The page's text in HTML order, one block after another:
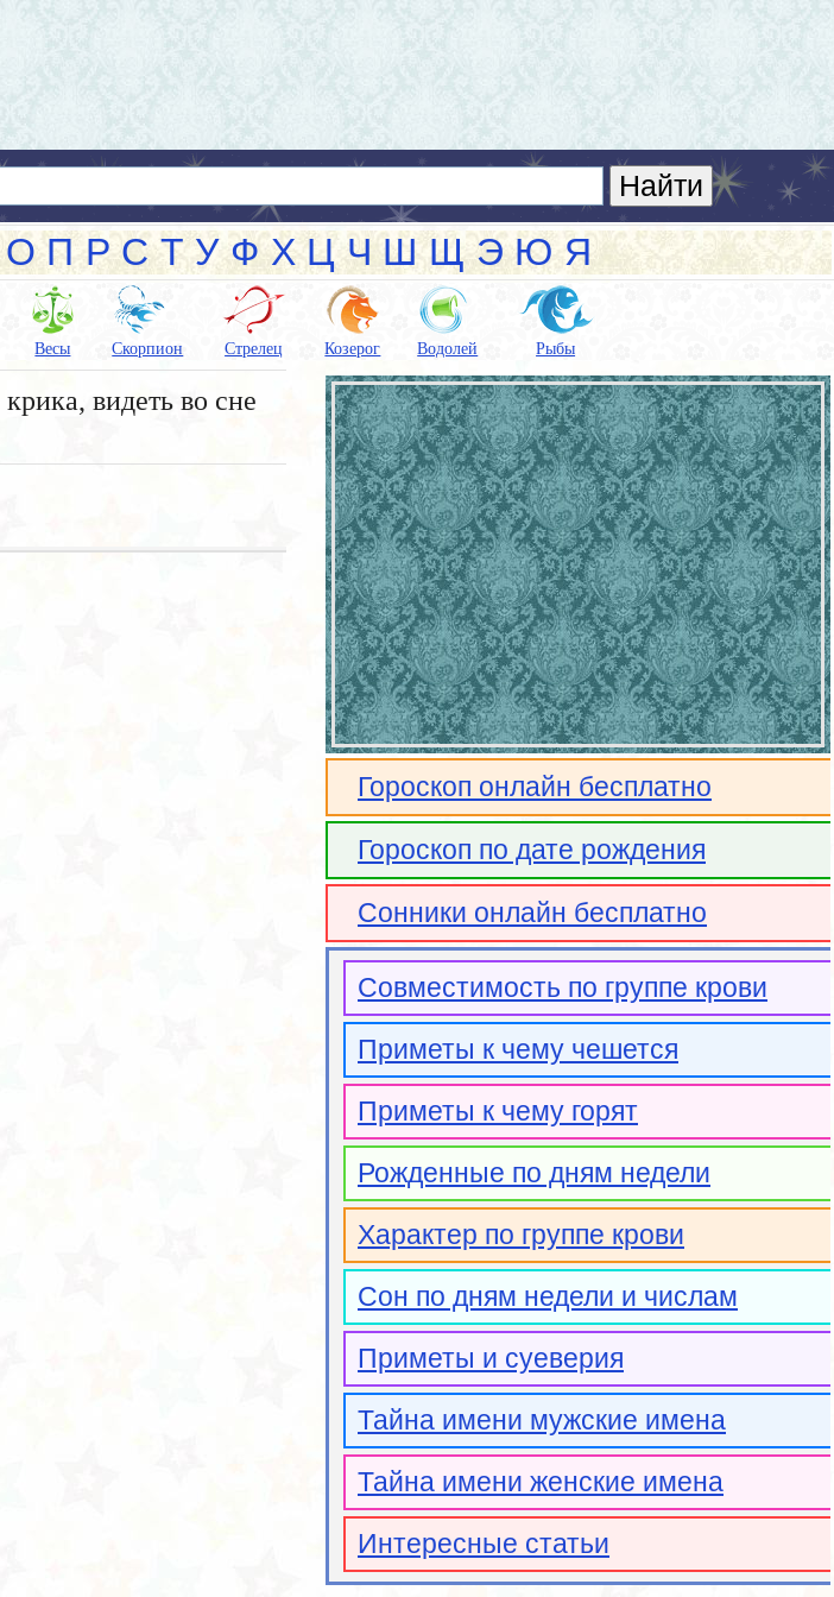
О П Р С Т У Ф Х Ц Ч Ш Щ Э Ю Я
Весы Скорпион Стрелец Козерог Водолей Рыбы
видеть во сне
Гороскоп онлайн бесплатно
Гороскоп по дате рождения
Сонники онлайн бесплатно
Совместимость по группе крови
Приметы к чему чешется
Приметы к чему горят
Рожденные по дням недели
Характер по группе крови
Сон по дням недели и числам
Приметы и суеверия
Тайна имени мужские имена
Тайна имени женские имена
Интересные статьи